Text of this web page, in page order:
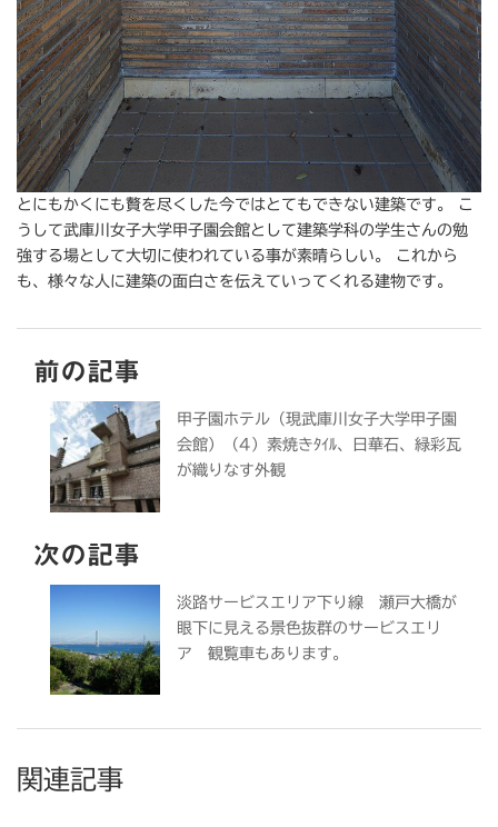
とにもかくにも贅を尽くした今ではとてもできない建築です。 こ
うして武庫川女子大学甲子園会館として建築学科の学生さんの勉
強する場として大切に使われている事が素晴らしい。 これから
も、様々な人に建築の面白さを伝えていってくれる建物です。
前の記事
甲子園ホテル（現武庫川女子大学甲子園
会館）（4）素焼きﾀｲﾙ、日華石、緑彩瓦
が織りなす外観
次の記事
淡路サービスエリア下り線 瀬戸大橋が
眼下に見える景色抜群のサービスエリ
ア 観覧車もあります。
関連記事